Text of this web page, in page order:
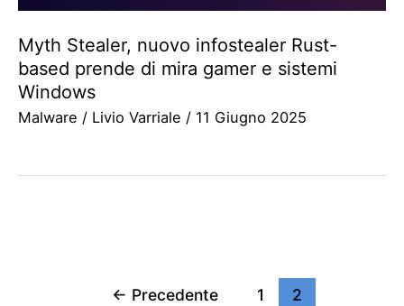
Myth Stealer, nuovo infostealer Rust-
based prende di mira gamer e sistemi
Windows
Malware / Livio Varriale / 11 Giugno 2025
← Precedente 1 2